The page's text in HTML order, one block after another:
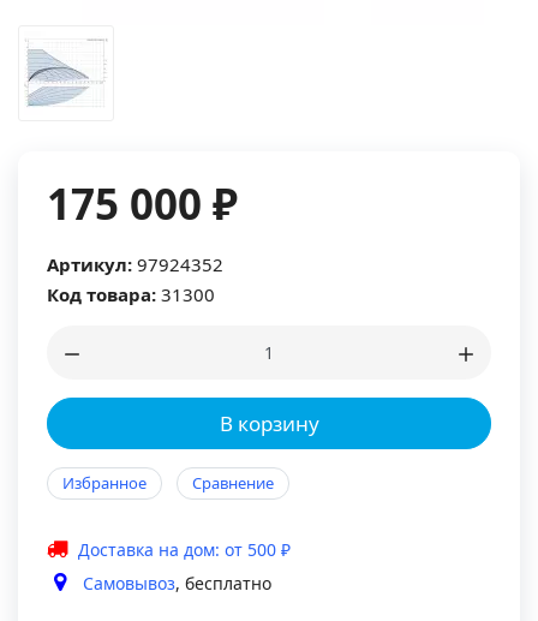
175 000 ₽
Артикул: 97924352
Код товара: 31300
В корзину
Избранное Сравнение
Доставка на дом: от 500 ₽
Самовывоз, бесплатно